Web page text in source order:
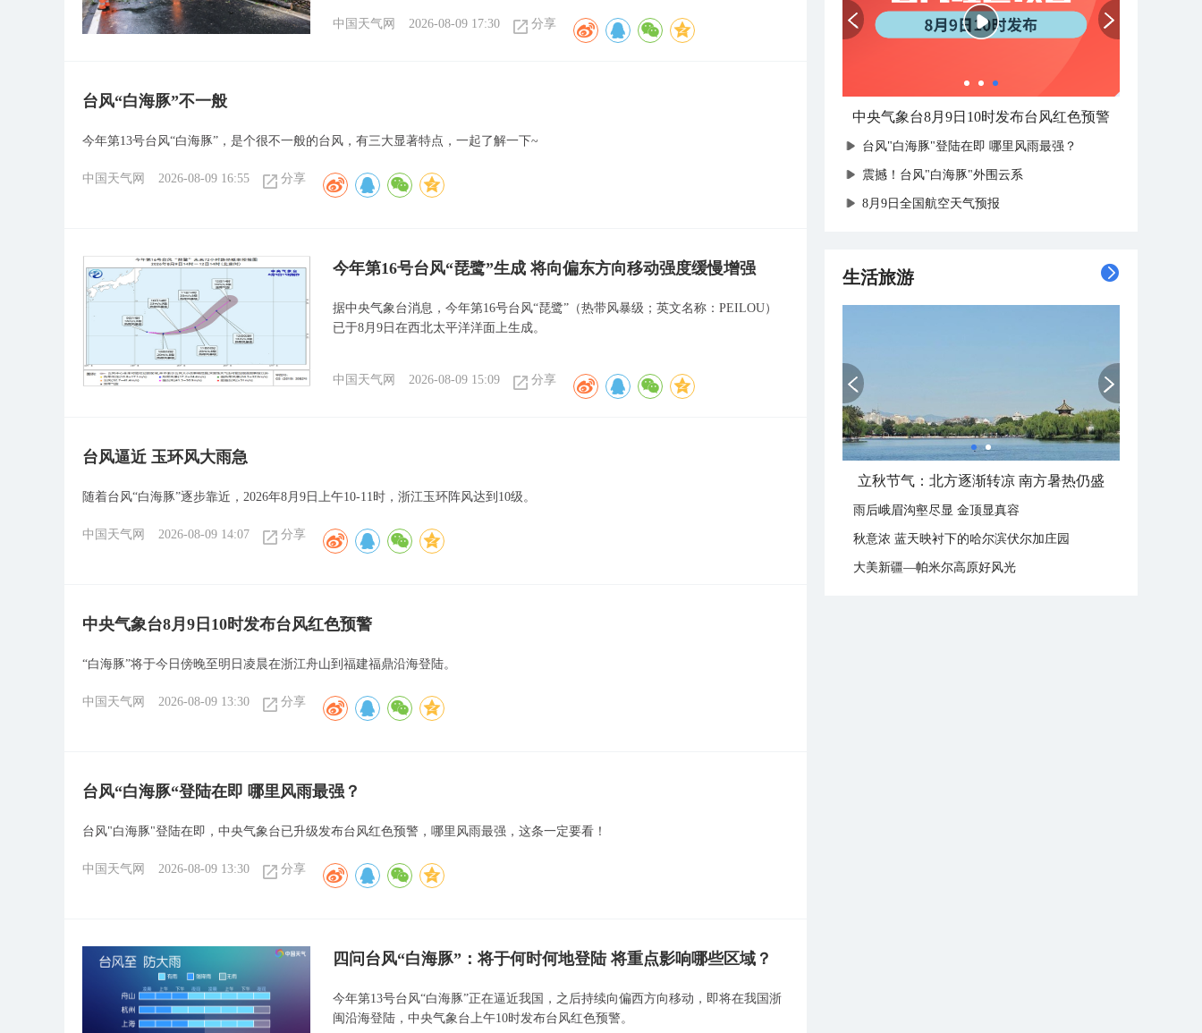
中国天气网 2026-08-09 17:30 分享
台风“白海豚”不一般
今年第13号台风“白海豚”，是个很不一般的台风，有三大显著特点，一起了解一下~
中国天气网 2026-08-09 16:55 分享
今年第16号台风“琵鹭”生成 将向偏东方向移动强度缓慢增强
据中央气象台消息，今年第16号台风“琵鹭”（热带风暴级；英文名称：PEILOU）
已于8月9日在西北太平洋洋面上生成。
中国天气网 2026-08-09 15:09 分享
台风逼近 玉环风大雨急
随着台风“白海豚”逐步靠近，2026年8月9日上午10-11时，浙江玉环阵风达到10级。
中国天气网 2026-08-09 14:07 分享
中央气象台8月9日10时发布台风红色预警
“白海豚”将于今日傍晚至明日凌晨在浙江舟山到福建福鼎沿海登陆。
中国天气网 2026-08-09 13:30 分享
台风“白海豚“登陆在即 哪里风雨最强？
台风"白海豚"登陆在即，中央气象台已升级发布台风红色预警，哪里风雨最强，这条一定要看！
中国天气网 2026-08-09 13:30 分享
四问台风“白海豚”：将于何时何地登陆 将重点影响哪些区域？
今年第13号台风“白海豚”正在逼近我国，之后持续向偏西方向移动，即将在我国浙
闽沿海登陆，中央气象台上午10时发布台风红色预警。
中央气象台8月9日10时发布台风红色预警
台风"白海豚"登陆在即 哪里风雨最强？
震撼！台风"白海豚"外围云系
8月9日全国航空天气预报
生活旅游
立秋节气：北方逐渐转凉 南方暑热仍盛
雨后峨眉沟壑尽显 金顶显真容
秋意浓 蓝天映衬下的哈尔滨伏尔加庄园
大美新疆—帕米尔高原好风光